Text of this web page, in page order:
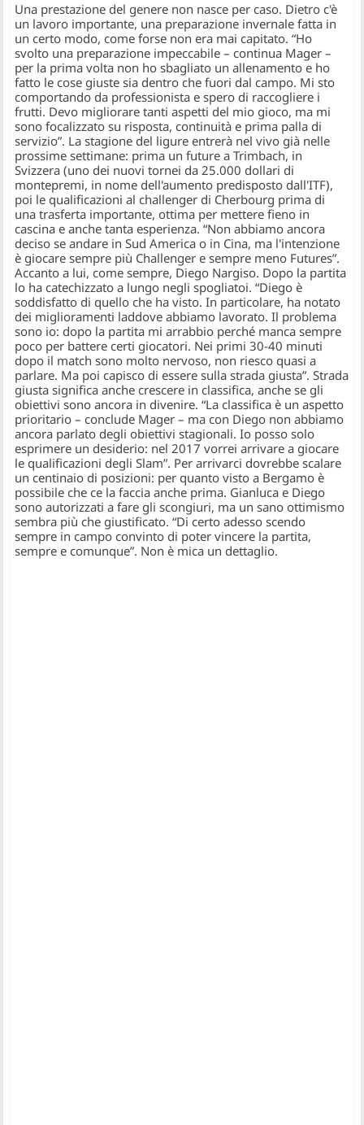
Una prestazione del genere non nasce per caso. Dietro c'è
un lavoro importante, una preparazione invernale fatta in
un certo modo, come forse non era mai capitato.“Ho
svolto una preparazione impeccabile – continua Mager –
per la prima volta non ho sbagliato un allenamento e ho
fatto le cose giuste sia dentro che fuori dal campo. Mi sto
comportando da professionista e spero di raccogliere i
frutti. Devo migliorare tanti aspetti del mio gioco, ma mi
sono focalizzato su risposta, continuità e prima palla di
servizio”. La stagione del ligure entrerà nel vivo già nelle
prossime settimane: prima un future a Trimbach, in
Svizzera (uno dei nuovi tornei da 25.000 dollari di
montepremi, in nome dell'aumento predisposto dall'ITF),
poi le qualificazioni al challenger di Cherbourg prima di
una trasferta importante, ottima per mettere fieno in
cascina e anche tanta esperienza.“Non abbiamo ancora
deciso se andare in Sud America o in Cina, ma l'intenzione
è giocare sempre più Challenger e sempre meno Futures”.
Accanto a lui, come sempre, Diego Nargiso. Dopo la partita
lo ha catechizzato a lungo negli spogliatoi.“Diego è
soddisfatto di quello che ha visto. In particolare, ha notato
dei miglioramenti laddove abbiamo lavorato. Il problema
sono io: dopo la partita mi arrabbio perché manca sempre
poco per battere certi giocatori. Nei primi 30-40 minuti
dopo il match sono molto nervoso, non riesco quasi a
parlare. Ma poi capisco di essere sulla strada giusta”. Strada
giusta significa anche crescere in classifica, anche se gli
obiettivi sono ancora in divenire.“La classifica è un aspetto
prioritario – conclude Mager – ma con Diego non abbiamo
ancora parlato degli obiettivi stagionali. Io posso solo
esprimere un desiderio: nel 2017 vorrei arrivare a giocare
le qualificazioni degli Slam”. Per arrivarci dovrebbe scalare
un centinaio di posizioni: per quanto visto a Bergamo è
possibile che ce la faccia anche prima. Gianluca e Diego
sono autorizzati a fare gli scongiuri, ma un sano ottimismo
sembra più che giustificato.“Di certo adesso scendo
sempre in campo convinto di poter vincere la partita,
sempre e comunque”. Non è mica un dettaglio.